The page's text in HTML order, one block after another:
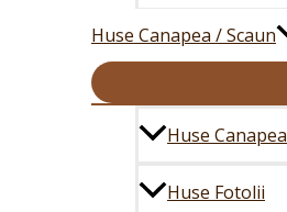
Huse Canapea / Scaun
Huse Canapea
Huse Fotolii